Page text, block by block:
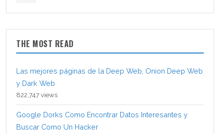
THE MOST READ
Las mejores páginas de la Deep Web, Onion Deep Web
y Dark Web
822,747 views
Google Dorks Como Encontrar Datos Interesantes y
Buscar Como Un Hacker